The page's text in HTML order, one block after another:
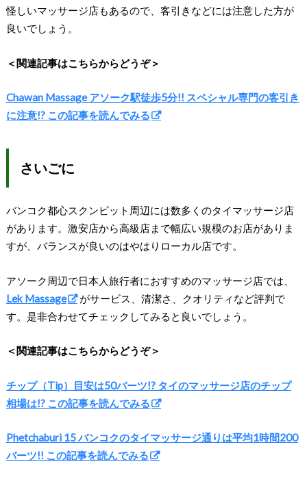
怪しいマッサージ店もあるので、客引きなどには注意した方が
良いでしょう。
＜関連記事はこちらからどうぞ＞
Chawan Massage アソーク駅徒歩5分!! スペシャル専門の客引き
に注意!? この記事を読んでみる
さいごに
バンコク都心スクンビット周辺には数多くのタイマッサージ店
があります。激安店から高級店まで幅広い規模のお店がありま
すが、バランスが良いのはやはりローカル店です。
アソーク周辺で日本人旅行者におすすめのマッサージ店では、
Lek Massage
がサービス、清潔さ、クオリティなど評判で
す。是非合わせてチェックしてみると良いでしょう。
＜関連記事はこちらからどうぞ＞
チップ（Tip）目安は50バーツ!? タイのマッサージ店のチップ
相場は!? この記事を読んでみる
Phetchaburi 15 バンコクのタイマッサージ通りは平均1時間200
バーツ!! この記事を読んでみる